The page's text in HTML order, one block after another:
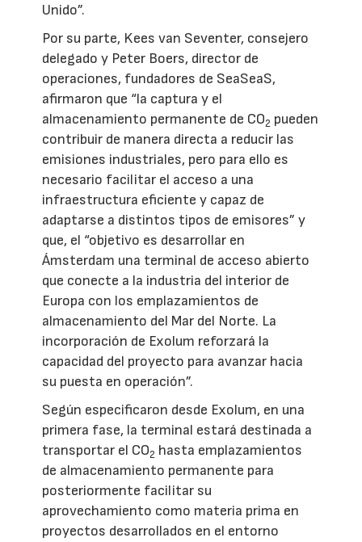
Unido”.
Por su parte, Kees van Seventer, consejero
delegado y Peter Boers, director de
operaciones, fundadores de SeaSeaS,
afirmaron que “la captura y el
almacenamiento permanente de CO2 pueden
contribuir de manera directa a reducir las
emisiones industriales, pero para ello es
necesario facilitar el acceso a una
infraestructura eficiente y capaz de
adaptarse a distintos tipos de emisores” y
que, el “objetivo es desarrollar en
Ámsterdam una terminal de acceso abierto
que conecte a la industria del interior de
Europa con los emplazamientos de
almacenamiento del Mar del Norte. La
incorporación de Exolum reforzará la
capacidad del proyecto para avanzar hacia
su puesta en operación”.
Según especificaron desde Exolum, en una
primera fase, la terminal estará destinada a
transportar el CO2 hasta emplazamientos
de almacenamiento permanente para
posteriormente facilitar su
aprovechamiento como materia prima en
proyectos desarrollados en el entorno